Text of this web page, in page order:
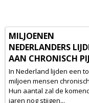
MILJOENEN
NEDERLANDERS
AAN CHRONISCH
In Nederland lijden een
miljoen mensen
Hun aantal zal de
jaren nog stijgen...